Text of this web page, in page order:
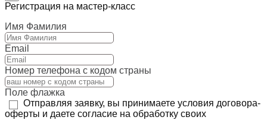
Регистрация на мастер-класс
Имя Фамилия
Email
Номер телефона с кодом страны
Поле флажка
Отправляя заявку, вы принимаете условия договора-
оферты и даете согласие на обработку своих